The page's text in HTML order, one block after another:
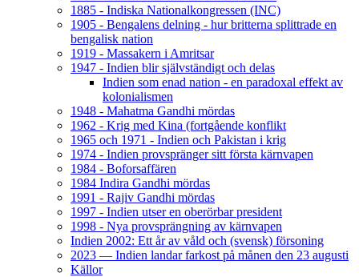
1885 - Indiska Nationalkongressen (INC)
1905 - Bengalens delning - hur britterna splittrade en
bengalisk nation
1919 - Massakern i Amritsar
1947 - Indien blir självständigt och delas
Indien som enad nation - en paradoxal effekt av
kolonialismen
1948 - Mahatma Gandhi mördas
1962 - Krig med Kina (fortgående konflikt
1965 och 1971 - Indien och Pakistan i krig
1974 - Indien provspränger sitt första kärnvapen
1984 - Boforsaffären
1984 Indira Gandhi mördas
1991 - Rajiv Gandhi mördas
1997 - Indien utser en oberörbar president
1998 - Nya provsprängning av kärnvapen
Indien 2002: Ett år av våld och (svensk) försoning
2023 — Indien landar farkost på månen den 23 augusti
Källor